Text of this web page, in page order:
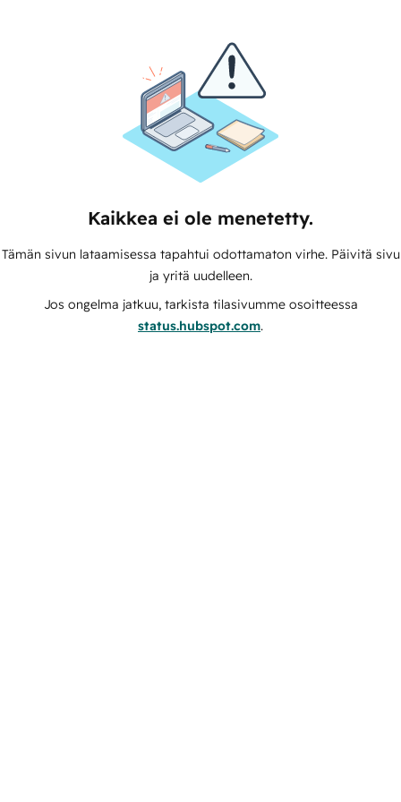
Kaikkea ei ole menetetty.
Tämän sivun lataamisessa tapahtui odottamaton virhe. Päivitä sivu
ja yritä uudelleen.
Jos ongelma jatkuu, tarkista tilasivumme osoitteessa
status.hubspot.com.